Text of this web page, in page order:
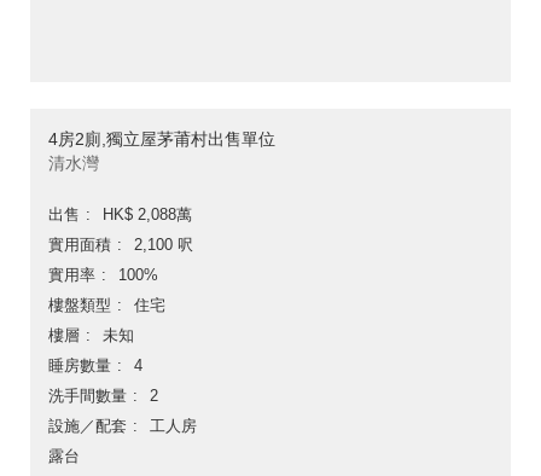
4房2廁,獨立屋茅莆村出售單位
清水灣
出售
HK$ 2,088萬
實用面積
2,100 呎
實用率
100%
樓盤類型
住宅
樓層
未知
睡房數量
4
洗手間數量
2
設施／配套
工人房
露台